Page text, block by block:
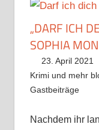
„DARF ICH
SOPHIA
23. April 2021
Krimi und mehr
Gastbeiträge
Nachdem ihr